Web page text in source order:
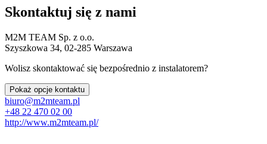
Skontaktuj się z nami
M2M TEAM Sp. z o.o.
Szyszkowa 34, 02-285 Warszawa
Wolisz skontaktować się bezpośrednio z instalatorem?
Pokaż opcje kontaktu
biuro@m2mteam.pl
+48 22 470 02 00
http://www.m2mteam.pl/